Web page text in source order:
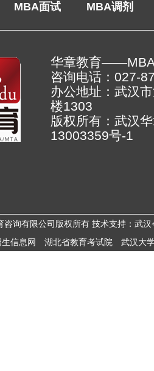
MBA面试 MBA调剂
华章教育
咨询电话：027-
办公地址：武汉
楼
版权所有：武汉
13003359号-1
询有限公司版权所有 技术支持：武汉
信息网 湖北省教育考试院 武汉大